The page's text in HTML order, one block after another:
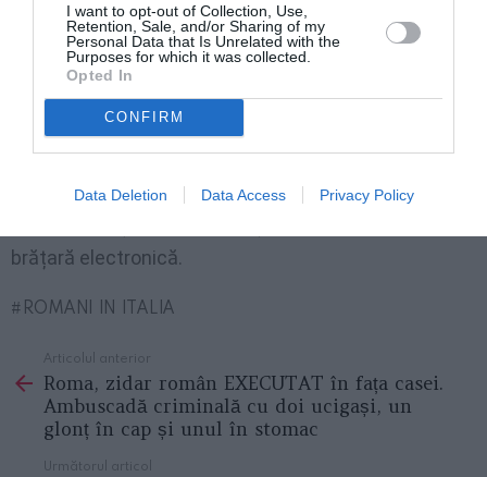
I want to opt-out of Collection, Use,
Retention, Sale, and/or Sharing of my
Personal Data that Is Unrelated with the
Purposes for which it was collected.
Opted In
CONFIRM
Data Deletion Data Access Privacy Policy
‘fusese supus unei interdicții de ședere în Veneto’
În urma arestării, procurorul bolognez Stefano
Dambruoso a dispus ca tânărul să fie dus la
închisoare, făcând o cerere de validare la judecător.
Deși acesta din urmă nu a validat arestul din cauza
absenței pericolului de fugă, la finalul audierii care a
brățară electronică.
ROMANI IN ITALIA
more
Articolul anterior
Roma, zidar român EXECUTAT în fața casei.
Ambuscadă criminală cu doi ucigași, un
glonț în cap și unul în stomac
Următorul articol